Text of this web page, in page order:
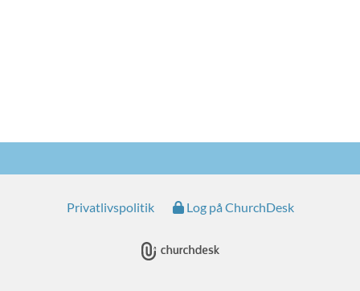
Privatlivspolitik Log på ChurchDesk